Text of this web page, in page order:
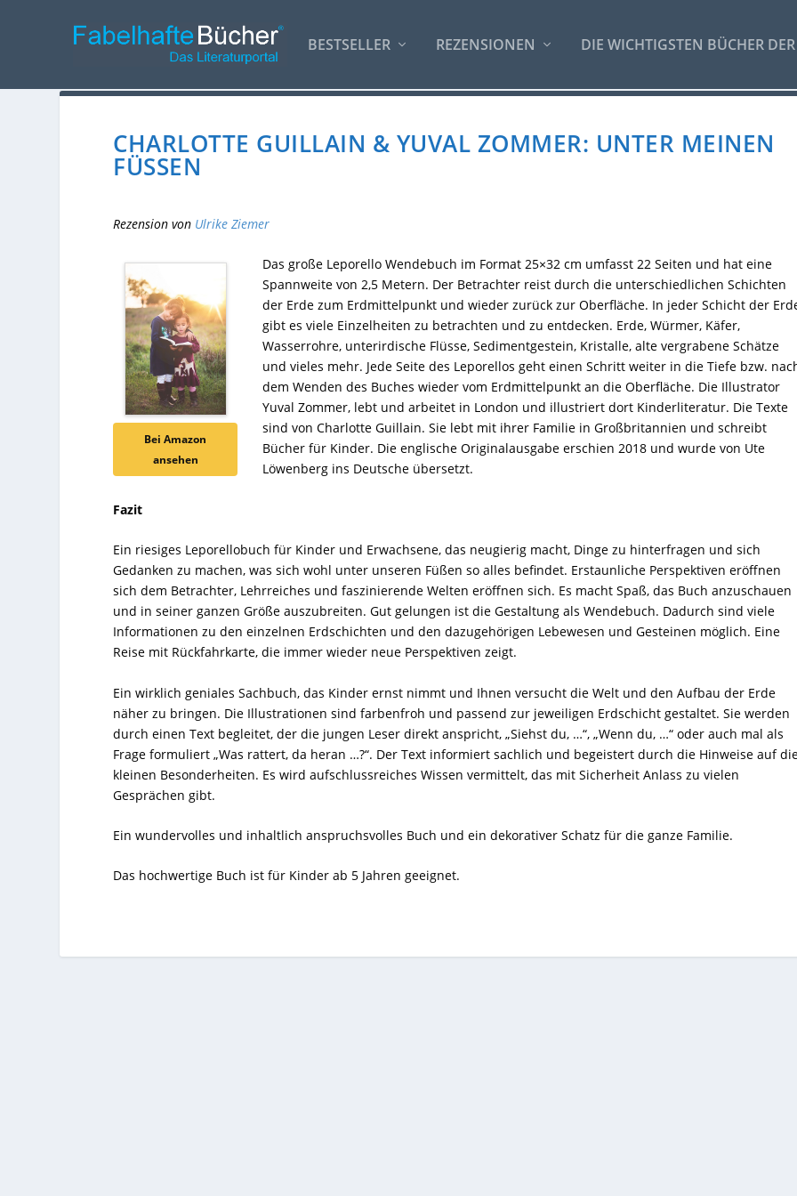
BESTSELLER REZENSIONEN DIE WICHTIGSTEN BÜCHER
CHARLOTTE GUILLAIN & YUVAL ZOMMER: UNTER MEINEN
FÜSSEN
Rezension von Ulrike Ziemer
Bei Amazon
ansehen
Das große Leporello Wendebuch im Format 25×32 cm umfasst 22 Seiten und hat eine
Spannweite von 2,5 Metern. Der Betrachter reist durch die unterschiedlichen Schichten
der Erde zum Erdmittelpunkt und wieder zurück zur Oberfläche. In jeder Schicht der
gibt es viele Einzelheiten zu betrachten und zu entdecken. Erde, Würmer, Käfer,
Wasserrohre, unterirdische Flüsse, Sedimentgestein, Kristalle, alte vergrabene Schätze
und vieles mehr. Jede Seite des Leporellos geht einen Schritt weiter in die Tiefe bzw.
dem Wenden des Buches wieder vom Erdmittelpunkt an die Oberfläche. Die Illustrator
Yuval Zommer, lebt und arbeitet in London und illustriert dort Kinderliteratur. Die Texte
sind von Charlotte Guillain. Sie lebt mit ihrer Familie in Großbritannien und schreibt
Bücher für Kinder. Die englische Originalausgabe erschien 2018 und wurde von Ute
Löwenberg ins Deutsche übersetzt.
Fazit
Ein riesiges Leporellobuch für Kinder und Erwachsene, das neugierig macht, Dinge zu hinterfragen und sich
Gedanken zu machen, was sich wohl unter unseren Füßen so alles befindet. Erstaunliche Perspektiven eröffnen
sich dem Betrachter, Lehrreiches und faszinierende Welten eröffnen sich. Es macht Spaß, das Buch anzuschauen
und in seiner ganzen Größe auszubreiten. Gut gelungen ist die Gestaltung als Wendebuch. Dadurch sind viele
Informationen zu den einzelnen Erdschichten und den dazugehörigen Lebewesen und Gesteinen möglich. Eine
Reise mit Rückfahrkarte, die immer wieder neue Perspektiven zeigt.
Ein wirklich geniales Sachbuch, das Kinder ernst nimmt und Ihnen versucht die Welt und den Aufbau der Erde
näher zu bringen. Die Illustrationen sind farbenfroh und passend zur jeweiligen Erdschicht gestaltet. Sie werden
durch einen Text begleitet, der die jungen Leser direkt anspricht, „Siehst du, …“, „Wenn du, …“ oder auch mal als
Frage formuliert „Was rattert, da heran …?“. Der Text informiert sachlich und begeistert durch die Hinweise auf
kleinen Besonderheiten. Es wird aufschlussreiches Wissen vermittelt, das mit Sicherheit Anlass zu vielen
Gesprächen gibt.
Ein wundervolles und inhaltlich anspruchsvolles Buch und ein dekorativer Schatz für die ganze Familie.
Das hochwertige Buch ist für Kinder ab 5 Jahren geeignet.